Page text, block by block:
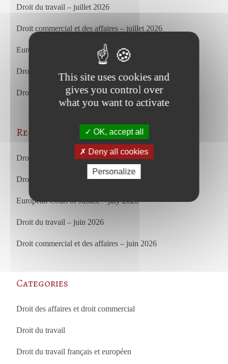
Droit du travail – juillet 2026
Droit commercial et des affaires – juillet 2026
European Court of Justice – july 2026
Droit du travail – juin 2026
Droit commercial et des affaires – juin 2026
Recent Posts
Droit du travail – juillet 2026
Droit commercial et des affaires – juillet 2026
European Court of Justice – july 2026
Droit du travail – juin 2026
Droit commercial et des affaires – juin 2026
Categories
Droit des affaires et droit commercial
Droit du travail
Droit du travail français et européen
This site uses cookies and
gives you control over
what you want to activate
OK, accept all
Deny all cookies
Personalize